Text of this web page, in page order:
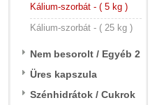
Kálium-szorbát - ( 5 kg )
Kálium-szorbát - ( 25 kg )
Nem besorolt / Egyéb 2
Üres kapszula
Szénhidrátok / Cukrok